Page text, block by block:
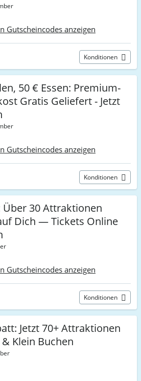
Gutscheincodes anzeigen
Konditionen
50 € Essen: Premium-
Gratis Geliefert - Jetzt
Gutscheincodes anzeigen
Konditionen
Über 30 Attraktionen
Dich — Tickets Online
Gutscheincodes anzeigen
Konditionen
Jetzt 70+ Attraktionen
Klein Buchen